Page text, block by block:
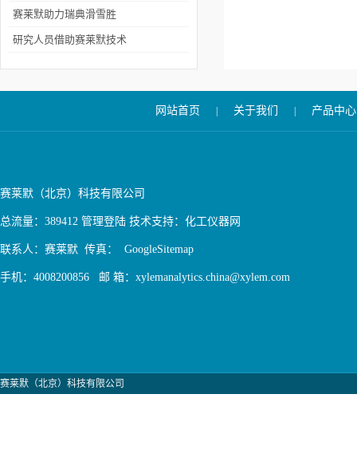
南水文应急演练测验任务
单！赛莱默智慧供水解决
方案让临港社区水质秒变
赛莱默助力瑞典滑雪胜
地，打造雪季背后的稳定
研究人员借助赛莱默技术
网站首页 关于我们 产品中心
赛莱默（北京）科技有限公司
总流量：389412 管理登陆 技术支持： 化工仪器网
联系人：赛莱默 传真： GoogleSitemap
手机：4008200856 邮 箱：xylemanalytics.china@xylem.com
赛莱默（北京）科技有限公司